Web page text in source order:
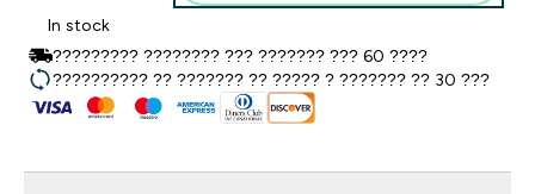
In stock
????????? ???????? ??? ??????? ??? 60 ????
?????????? ?? ??????? ?? ????? ? ??????? ?? 30 ???